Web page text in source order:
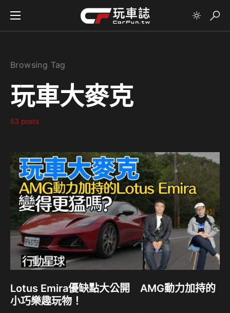
Browsing Tag
玩車大麥克
53 posts
Lotus Emira優缺點大公開 AMG動力加持的
小巧樂趣玩物！